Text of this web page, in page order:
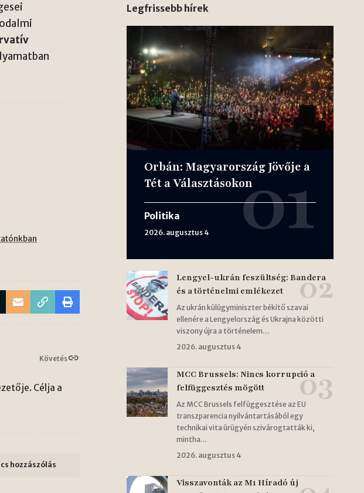
Követés
Célja a
hozzászólás
Legfrissebb hírek
Orbán: Magyarország Jövője a
Tét a Választásokon
Politika
2026. augusztus 4
Lengyel-ukrán feszültség: Bandera
és a történelmi emlékezet
Az ukrán külügyminiszter békítő szavai
ellenére a Lengyelország és Ukrajna közötti
viszony újra a történelem…
2026. augusztus 4
MCC Brussels: Nincs korrupció a
felfüggesztés mögött
Az MCC Brussels felfüggesztése az EU
transzparencia nyilvántartásából egy
technikai vita ürügyén szivárogtatták ki,
mintha…
2026. augusztus 4
Visszavonták az M1 Híradó új